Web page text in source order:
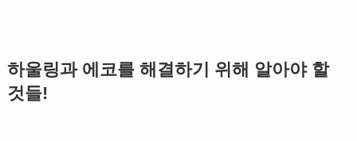
하울링과 에코를 해결하기 위해 알아야 할
것들!